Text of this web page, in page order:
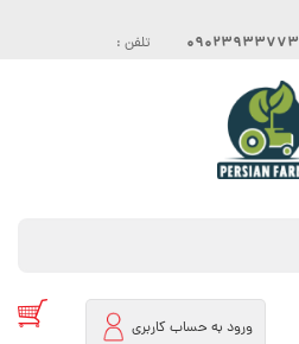
09023933773 تلفن :
ورود به حساب کاربری